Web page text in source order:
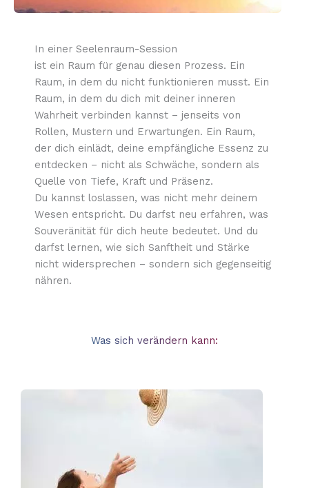
In einer Seelenraum-Session
ist ein Raum für genau diesen Prozess. Ein
Raum, in dem du nicht funktionieren musst. Ein
Raum, in dem du dich mit deiner inneren
Wahrheit verbinden kannst – jenseits von
Rollen, Mustern und Erwartungen. Ein Raum,
der dich einlädt, deine empfängliche Essenz zu
entdecken – nicht als Schwäche, sondern als
Quelle von Tiefe, Kraft und Präsenz.
Du kannst loslassen, was nicht mehr deinem
Wesen entspricht. Du darfst neu erfahren, was
Souveränität für dich heute bedeutet. Und du
darfst lernen, wie sich Sanftheit und Stärke
nicht widersprechen – sondern sich gegenseitig
nähren.
Was sich verändern kann: